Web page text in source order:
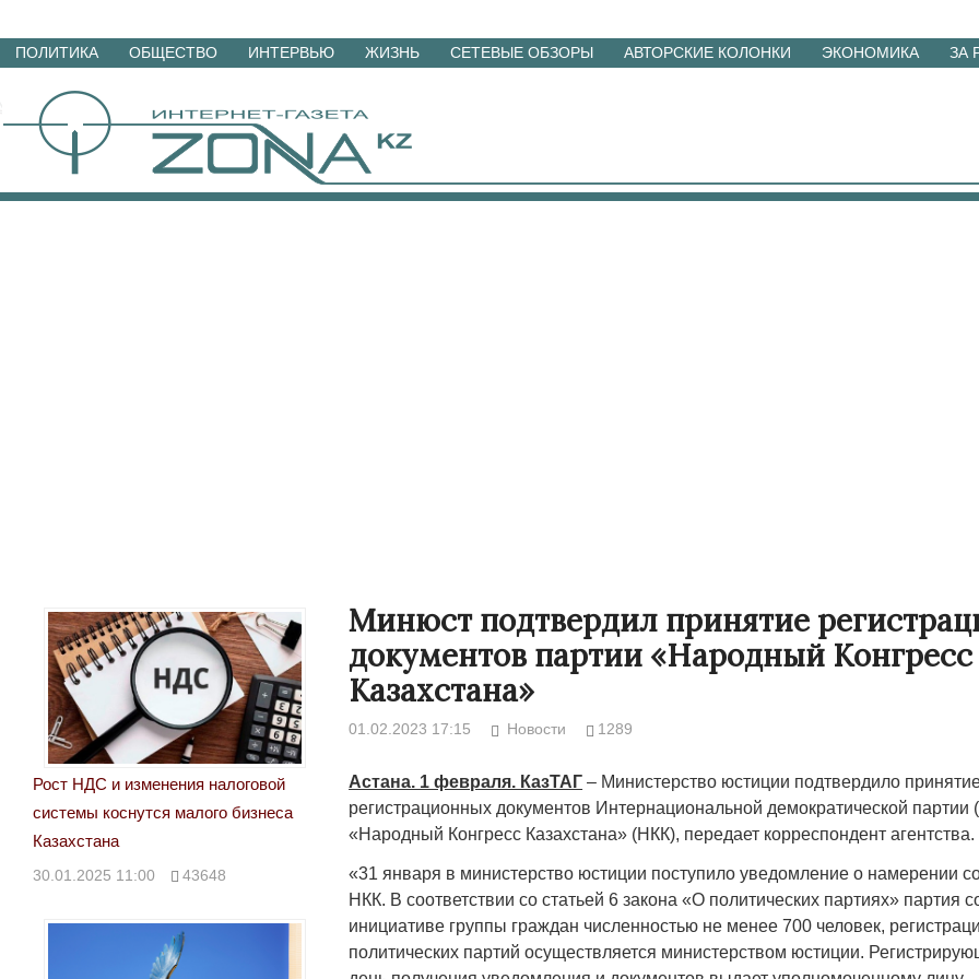
Перейти
материалам
ПОЛИТИКА ОБЩЕСТВО ИНТЕРВЬЮ ЖИЗНЬ СЕТЕВЫЕ ОБЗОРЫ АВТОРСКИЕ КОЛОНКИ ЭКОНОМИКА ЗА
Минюст подтвердил принятие
документов партии «Народный Конгресс
Казахстана»
01.02.2023 17:15 Новости 1289
Астана. 1 февраля. КазТАГ – Министерство юстиции подтвердило
регистрационных документов Интернациональной демократической партии
«Народный Конгресс Казахстана» (НКК), передает корреспондент агентства.
«31 января в министерство юстиции поступило уведомление о намерении
НКК. В соответствии со статьей 6 закона «О политических партиях» партия
инициативе группы граждан численностью не менее 700 человек,
политических партий осуществляется министерством юстиции.
Рост НДС и изменения налоговой
системы коснутся малого бизнеса
Казахстана
30.01.2025 11:00 43648
Народ выбрал свет
17.10.2024 17:00 29972
Странная
Дарига не
мошенниками
30.10.2024